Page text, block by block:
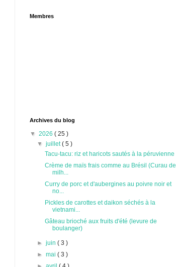
Membres
Archives du blog
▼ 2026 ( 25 )
▼juillet( 5 )
Tacu-tacu: riz et haricots sautés à la péruvienne
Crème de maïs frais comme au Brésil (Curau de
milh...
Curry de porc et d'aubergines au poivre noir et
no...
Pickles de carottes et daikon séchés à la
vietnami...
Gâteau brioché aux fruits d'été (levure de
boulanger)
►juin( 3 )
►mai( 3 )